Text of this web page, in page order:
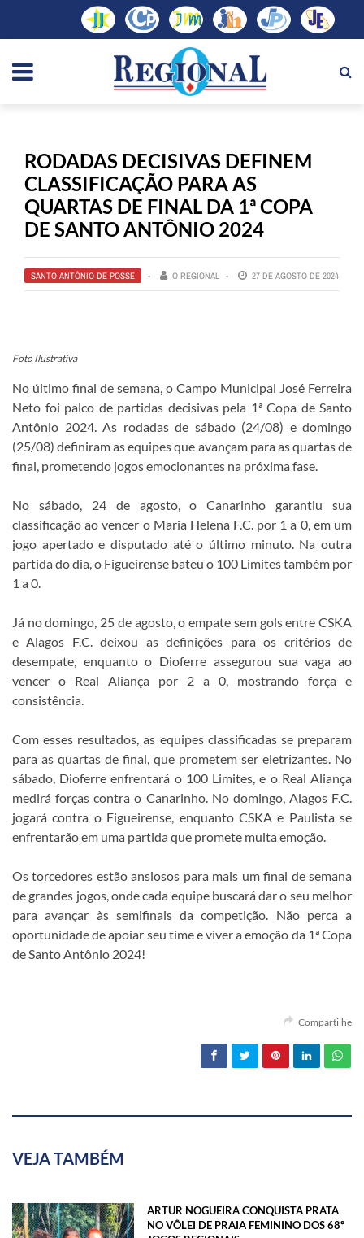
RODADAS DECISIVAS DEFINEM
CLASSIFICAÇÃO PARA AS
QUARTAS DE FINAL DA 1ª COPA
DE SANTO ANTÔNIO 2024
SANTO ANTÔNIO DE POSSE O REGIONAL 27 DE AGOSTO DE 2024
Foto Ilustrativa
No último final de semana, o Campo Municipal José Ferreira
Neto foi palco de partidas decisivas pela 1ª Copa de Santo
Antônio 2024. As rodadas de sábado (24/08) e domingo
(25/08) definiram as equipes que avançam para as quartas de
final, prometendo jogos emocionantes na próxima fase.
No sábado, 24 de agosto, o Canarinho garantiu sua
classificação ao vencer o Maria Helena F.C. por 1 a 0, em um
jogo apertado e disputado até o último minuto. Na outra
partida do dia, o Figueirense bateu o 100 Limites também por
1 a 0.
Já no domingo, 25 de agosto, o empate sem gols entre CSKA
e Alagos F.C. deixou as definições para os critérios de
desempate, enquanto o Dioferre assegurou sua vaga ao
vencer o Real Aliança por 2 a 0, mostrando força e
consistência.
Com esses resultados, as equipes classificadas se preparam
para as quartas de final, que prometem ser eletrizantes. No
sábado, Dioferre enfrentará o 100 Limites, e o Real Aliança
medirá forças contra o Canarinho. No domingo, Alagos F.C.
jogará contra o Figueirense, enquanto CSKA e Paulista se
enfrentarão em uma partida que promete muita emoção.
Os torcedores estão ansiosos para mais um final de semana
de grandes jogos, onde cada equipe buscará dar o seu melhor
para avançar às semifinais da competição. Não perca a
oportunidade de apoiar seu time e viver a emoção da 1ª Copa
de Santo Antônio 2024!
Compartilhe
VEJA TAMBÉM
ARTUR NOGUEIRA CONQUISTA PRATA
NO VÔLEI DE PRAIA FEMININO DOS 68º